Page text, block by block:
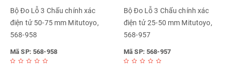
Bộ Đo Lỗ 3 Chấu chính xác
điện tử 50-75 mm Mitutoyo,
568-958
Mã SP: 568-958
Bộ Đo Lỗ 3 Chấu chính xác
điện tử 25-50 mm Mitutoyo,
568-957
Mã SP: 568-957